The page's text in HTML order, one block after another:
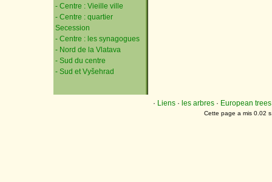
- Centre : Vieille ville
- Centre : quartier
Secession
- Centre : les synagogues
- Nord de la Vlatava
- Sud du centre
- Sud et Vyšehrad
· Liens · les arbres · European trees
Cette page a mis 0.02